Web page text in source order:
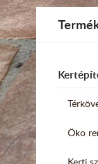
Öko